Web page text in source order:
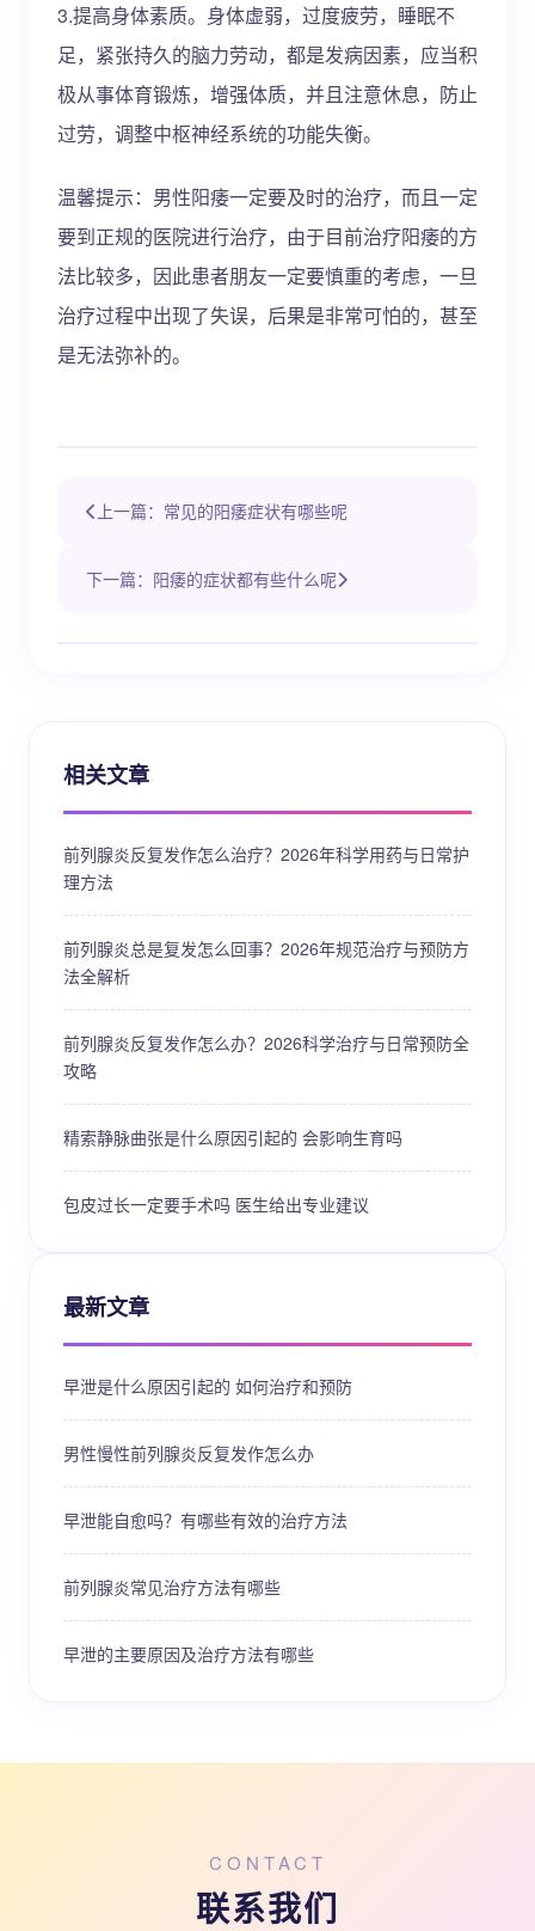
3.提高身体素质。身体虚弱，过度疲劳，睡眠不
足，紧张持久的脑力劳动，都是发病因素，应当积
极从事体育锻炼，增强体质，并且注意休息，防止
过劳，调整中枢神经系统的功能失衡。
温馨提示：男性阳痿一定要及时的治疗，而且一定
要到正规的医院进行治疗，由于目前治疗阳痿的方
法比较多，因此患者朋友一定要慎重的考虑，一旦
治疗过程中出现了失误，后果是非常可怕的，甚至
是无法弥补的。
上一篇：常见的阳痿症状有哪些呢
下一篇：阳痿的症状都有些什么呢
相关文章
前列腺炎反复发作怎么治疗？2026年科学用药与日常护
理方法
前列腺炎总是复发怎么回事？2026年规范治疗与预防方
法全解析
前列腺炎反复发作怎么办？2026科学治疗与日常预防全
攻略
精索静脉曲张是什么原因引起的 会影响生育吗
包皮过长一定要手术吗 医生给出专业建议
最新文章
早泄是什么原因引起的 如何治疗和预防
男性慢性前列腺炎反复发作怎么办
早泄能自愈吗？有哪些有效的治疗方法
前列腺炎常见治疗方法有哪些
早泄的主要原因及治疗方法有哪些
CONTACT
联系我们